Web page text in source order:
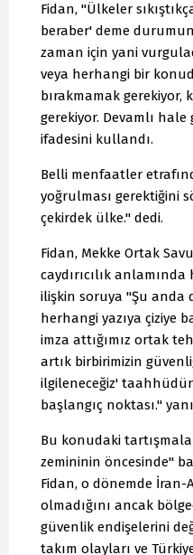
Fidan, "Ülkeler
beraber' deme
zaman için yani
veya herhangi bir
bırakmamak gerekiyor,
gerekiyor. Devamlı hale
ifadesini kullandı.
Belli menfaatler
yoğrulması gerektiğini
çekirdek ülke." dedi.
Fidan, Mekke Ortak
caydırıcılık
ilişkin soruya "Şu anda
herhangi yazıya çiziye
imza attığımız ortak
artık birbirimizin
ilgileneceğiz'
başlangıç noktası."
Bu konudaki
zemininin öncesinde"
Fidan, o dönemde İran-
olmadığını ancak
güvenlik endişelerini
takım olayları ve